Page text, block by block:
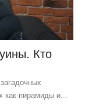
Кто
как пирамиды и...